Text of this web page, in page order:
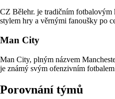
CZ Bělehr. je tradičním fotbalovým
stylem hry a věrnými fanoušky po
Man City
Man City, plným názvem
je známý svým ofenzivním
Porovnání týmů